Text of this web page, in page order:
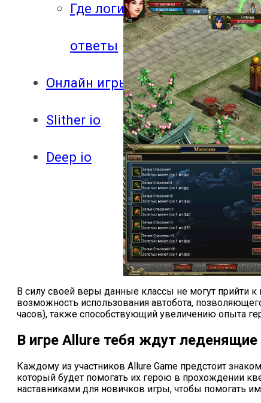
Где логика
ответы
Онлайн игры
Slither io
Deep io
В силу своей веры данные классы не могут прийти к
возможность использования автобота,
часов), также способствующий увеличению опыта
В игре Allure тебя ждут
Каждому из участников Allure Game предстоит
который будет помогать их герою в прохождении
наставниками для новичков игры, чтобы помогать